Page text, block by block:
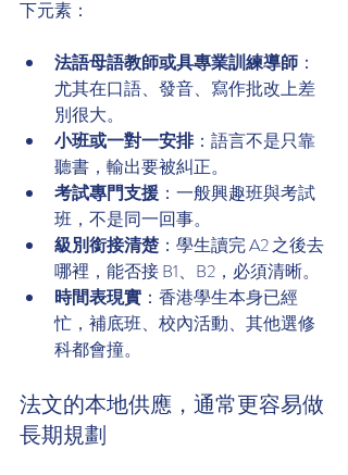
下元素：
法語母語教師或具專業訓練導師 ：
尤其在口語、發音、寫作批改上差
別很大。
小班或一對一安排：語言不是只靠
聽書，輸出要被糾正。
考試專門支援 ：一般興趣班與考試
班，不是同一回事。
級別銜接清楚：學生讀完 A2 之後去
哪裡，能否接 B1、B2，必須清晰。
時間表現實 ：香港學生本身已經
忙，補底班、校內活動、其他選修
科都會撞。
法文的本地供應，通常更容易做
長期規劃